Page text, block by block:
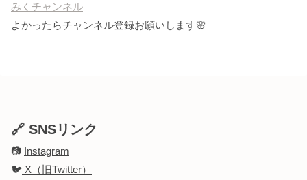
みくチャンネル
よかったらチャンネル登録お願いします🌸
🔗 SNSリンク
📷 Instagram
🐦 X（旧Twitter）